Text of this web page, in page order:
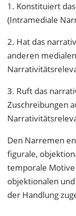
1. Konstituiert
(Intramediale
2. Hat das
anderen
3. Ruft das
Zuschreibungen
Den Narremen
figurale,
temporale
objektionalen
der Handlung